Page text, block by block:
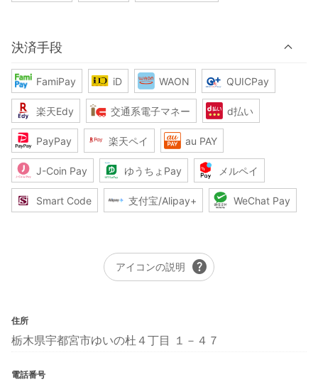
決済手段
FamiPay iD WAON QUICPay
楽天Edy 交通系電子マネー d払い
PayPay 楽天ペイ au PAY
J-Coin Pay ゆうちょPay メルペイ
Smart Code 支付宝/Alipay+ WeChat Pay
アイコンの説明 help
住所
栃木県宇都宮市ゆいの杜４丁目 １－４７
電話番号